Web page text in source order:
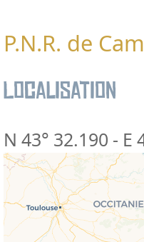
P.N.R. de
Localisation
N 43° 32.190 - E